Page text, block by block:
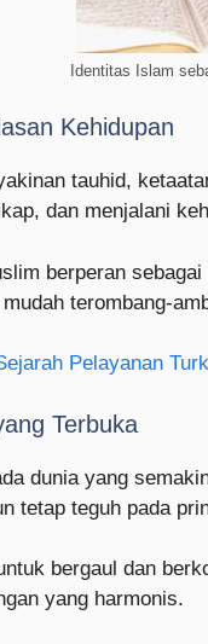
Identitas Islam
Kehidupan
tauhid,
dan menjalani
berperan
terombang-
Pelayanan
Terbuka
dunia yang
tetap teguh pada
bergaul dan
yang harmonis.